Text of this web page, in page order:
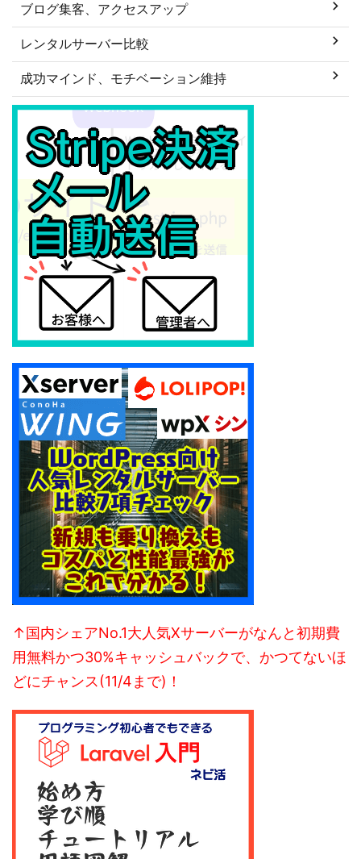
ブログ集客、アクセスアップ
レンタルサーバー比較
成功マインド、モチベーション維持
↑国内シェアNo.1大人気Xサーバーがなんと初期費
用無料かつ30%キャッシュバックで、かつてないほ
どにチャンス(11/4まで)！